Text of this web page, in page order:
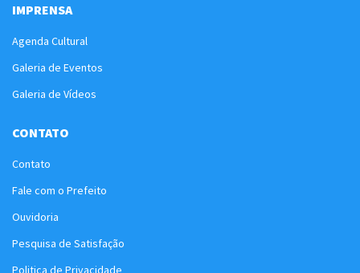
IMPRENSA
Agenda Cultural
Galeria de Eventos
Galeria de Vídeos
CONTATO
Contato
Fale com o Prefeito
Ouvidoria
Pesquisa de Satisfação
Politica de Privacidade